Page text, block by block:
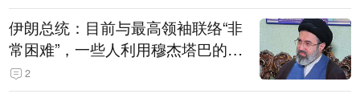
伊朗总统：目前与最高领袖联络“非
常困难”，一些人利用穆杰塔巴的正
常决策过程在伊朗内部制造分歧
2